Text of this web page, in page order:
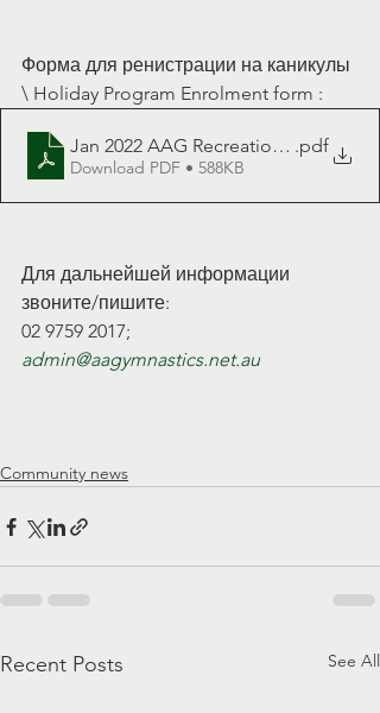
Форма для ренистрации на каникулы
\ Holiday Program Enrolment form :
Jan 2022 AAG Recreational.pdf
Download PDF • 588KB
Для дальнейшей информации
звоните/пишите:
02 9759 2017;
admin@aagymnastics.net.au
Community news
Recent Posts See All